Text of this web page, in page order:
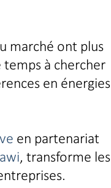
marché ont plus
temps à chercher
en énergies
en partenariat
, transforme les